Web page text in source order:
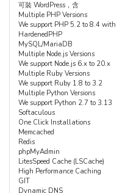
可裝 WordPress，含
Multiple PHP Versions
We support PHP 5.2 to 8.4 with
HardenedPHP
MySQL/MariaDB
Multiple Node.js Versions
We support Node.js 6.x to 20.x
Multiple Ruby Versions
We support Ruby 1.8 to 3.2
Multiple Python Versions
We support Python 2.7 to 3.13
Softaculous
One Click Installations
Memcached
Redis
phpMyAdmin
LitesSpeed Cache (LSCache)
High Performance Caching
GIT
Dynamic DNS